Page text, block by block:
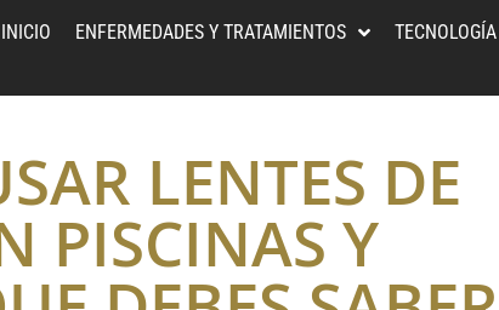
INICIO ENFERMEDADES Y TRATAMIENTOS TECNOLOGÍA
LENTES DE
PISCINAS Y